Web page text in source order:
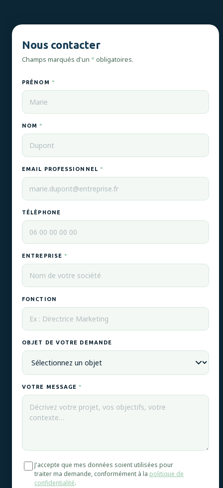
Nous contacter
Champs marqués d'un *obligatoires.
PRÉNOM *
NOM*
EMAIL PROFESSIONNEL *
TÉLÉPHONE
ENTREPRISE*
FONCTION
OBJET DE VOTRE DEMANDE
VOTRE MESSAGE*
J'accepte que mes données soient utilisées pour
traiter ma demande, conformément à la politique de
confidentialité.